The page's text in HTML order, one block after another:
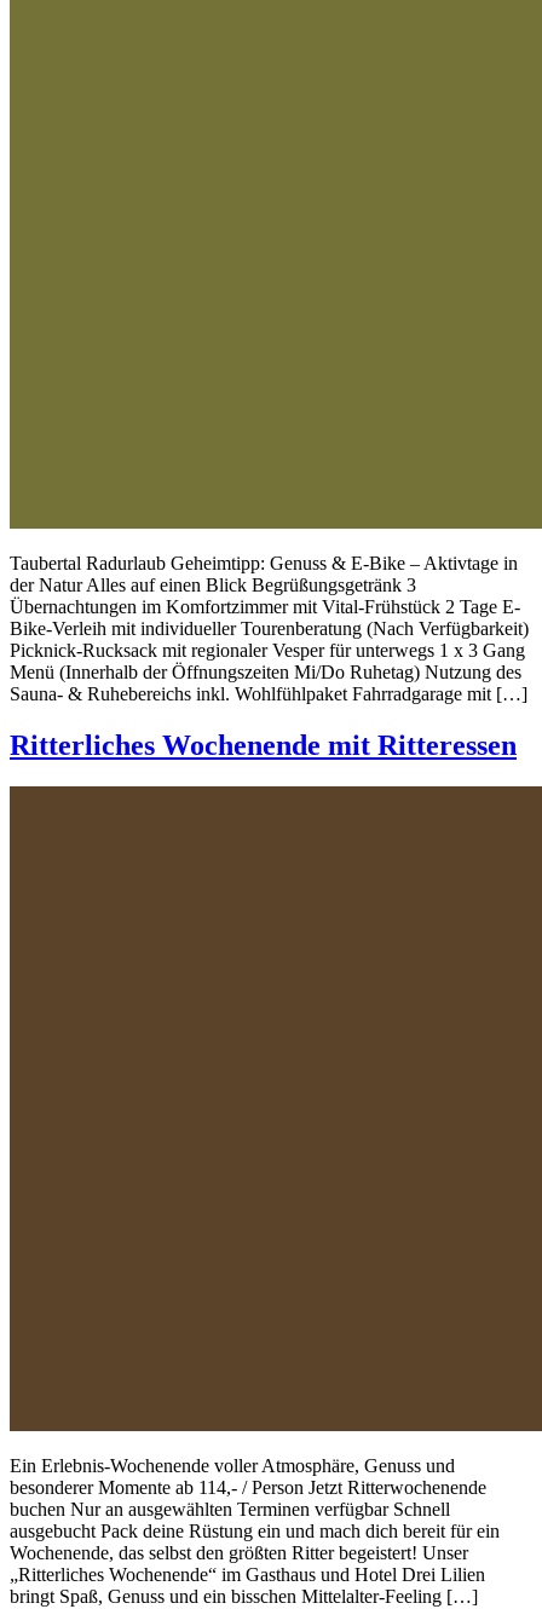
Taubertal Radurlaub Geheimtipp: Genuss & E-Bike – Aktivtage in
der Natur Alles auf einen Blick Begrüßungsgetränk 3
Übernachtungen im Komfortzimmer mit Vital-Frühstück 2 Tage E-
Bike-Verleih mit individueller Tourenberatung (Nach Verfügbarkeit)
Picknick-Rucksack mit regionaler Vesper für unterwegs 1 x 3 Gang
Menü (Innerhalb der Öffnungszeiten Mi/Do Ruhetag) Nutzung des
Sauna- & Ruhebereichs inkl. Wohlfühlpaket Fahrradgarage mit […]
Ritterliches Wochenende mit Ritteressen
Ein Erlebnis-Wochenende voller Atmosphäre, Genuss und
besonderer Momente ab 114,- / Person Jetzt Ritterwochenende
buchen Nur an ausgewählten Terminen verfügbar Schnell
ausgebucht Pack deine Rüstung ein und mach dich bereit für ein
Wochenende, das selbst den größten Ritter begeistert! Unser
„Ritterliches Wochenende“ im Gasthaus und Hotel Drei Lilien
bringt Spaß, Genuss und ein bisschen Mittelalter-Feeling […]